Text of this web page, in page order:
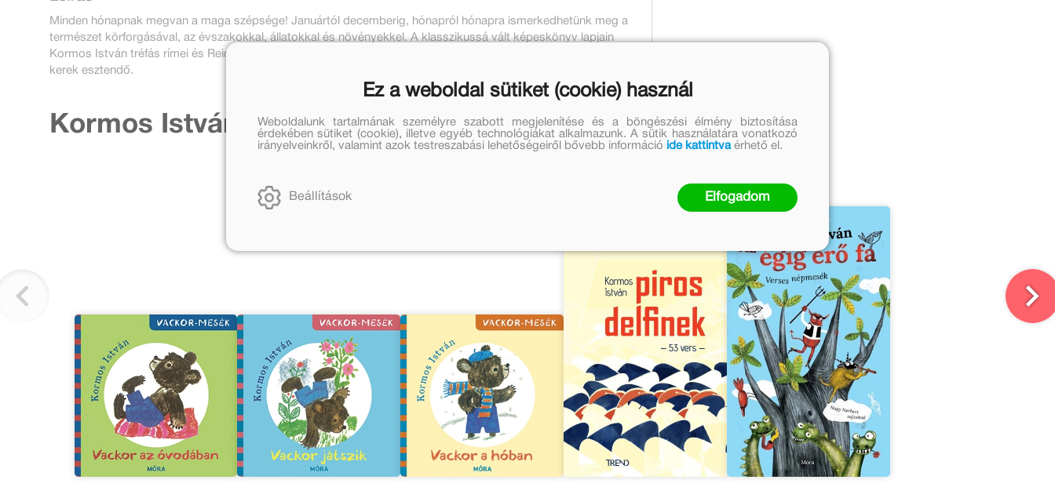
Minden hónapnak megvan a maga szépsége! Januártól decemberig, hónapról hónapra ismerkedhetünk meg a
természet körforgásával, az évszakokkal, állatokkal és növényekkel. A klasszikussá vált képeskönyv lapjain
Kormos István tréfás rímei és Reich Károly feledhetetlen rajzai mutatják be a legkisebbeknek, milyen is egy egész
kerek esztendő.
Kormos István további művei Reich Károly további művei
Ez a weboldal sütiket (cookie) használ
Weboldalunk tartalmának személyre szabott megjelenítése és a böngészési élmény biztosítása
érdekében sütiket (cookie), illetve egyéb technológiákat alkalmazunk. A sütik használatára vonatkozó
irányelveinkről, valamint azok testreszabási lehetőségeiről bővebb információ ide kattintvaérhető el.
Beállítások Elfogadom